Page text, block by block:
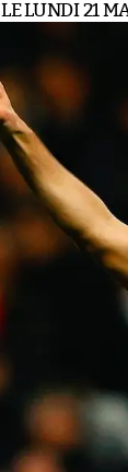
LE LUNDI 21